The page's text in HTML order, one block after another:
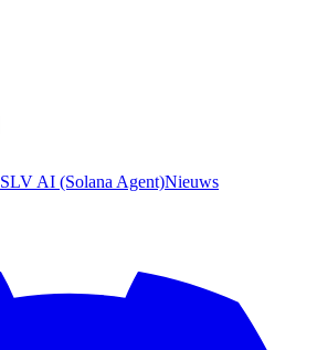
SLV AI (Solana Agent)Nieuws